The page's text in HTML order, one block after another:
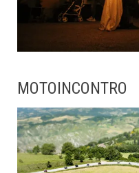
MOTOINCONTRO